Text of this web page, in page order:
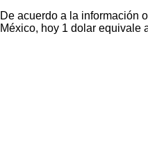
De acuerdo a la información
México, hoy 1 dolar equivale